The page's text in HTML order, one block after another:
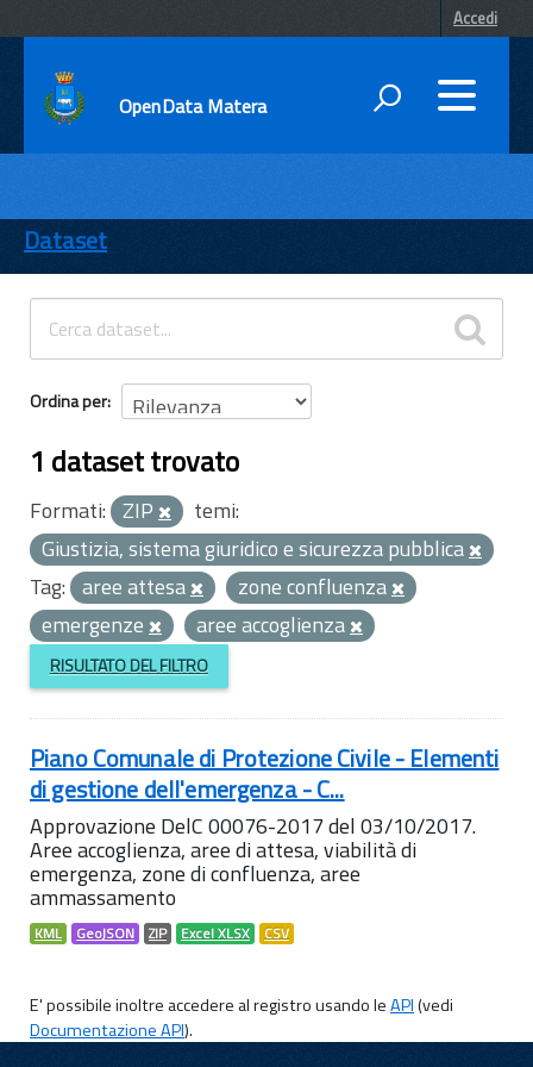
Accedi
OpenData Matera
ENTI
TEMI
INFORMAZIONI
Dataset
Ordina per
1 dataset trovato
Formati: ZIP
temi:
Giustizia, sistema giuridico e sicurezza pubblica
Tag: aree attesa
zone confluenza
emergenze
aree accoglienza
RISULTATO DEL FILTRO
Piano Comunale di Protezione Civile - Elementi
di gestione dell'emergenza - C...
Approvazione DelC 00076-2017 del 03/10/2017.
Aree accoglienza, aree di attesa, viabilità di
emergenza, zone di confluenza, aree
ammassamento
KML GeoJSON ZIP Excel XLSX CSV
E' possibile inoltre accedere al registro usando leAPI(vedi
Documentazione API).